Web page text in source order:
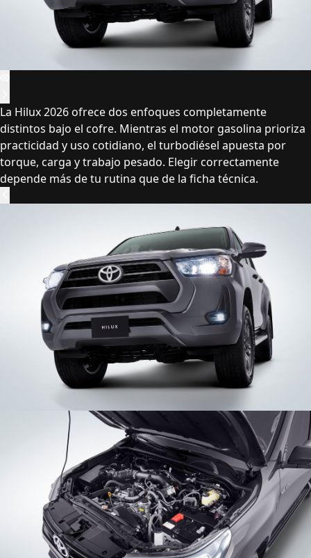
La Hilux 2026 ofrece dos enfoques completamente
distintos bajo el cofre. Mientras el motor gasolina prioriza
practicidad y uso cotidiano, el turbodiésel apuesta por
torque, carga y trabajo pesado. Elegir correctamente
depende más de tu rutina que de la ficha técnica.